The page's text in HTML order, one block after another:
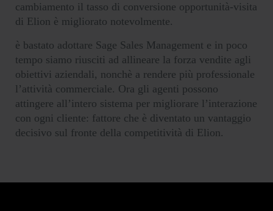
cambiamento il tasso di conversione opportunità-visita
di Elion è migliorato notevolmente.
è bastato adottare Sage Sales Management e in poco
tempo siamo riusciti ad allineare la forza vendite agli
obiettivi aziendali, nonchè a rendere più professionale
l’attività commerciale. Ora gli agenti possono
attingere all’intero sistema per migliorare l’interazione
con ogni cliente: fattore che è diventato un vantaggio
decisivo sul fronte della competitività di Elion.